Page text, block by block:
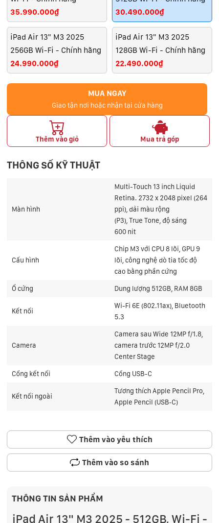
35.990.000₫
30.490.000₫
iPad Air 13" M3 2025
256GB Wi-Fi - Chính hãng
24.990.000₫
iPad Air 13" M3 2025
128GB Wi-Fi - Chính hãng
22.490.000₫
MUA NGAY
Giao tận nơi hoặc nhận tại cửa hàng
Thêm vào giỏ Mua trả góp
THÔNG SỐ KỸ THUẬT
Màn hình
Multi-Touch 13 inch Liquid
Retina. 2732 x 2048 pixel (264
ppi), dải màu rộng
(P3), True Tone, độ sáng
600 nit
Cấu hình
Chip M3 với CPU 8 lõi, GPU 9
lõi, công nghệ dò tia tốc độ
cao bằng phần cứng
Ổ cứng Dung lượng 512GB, RAM 8GB
Kết nối
Wi-Fi 6E (802.11ax), Bluetooth
5.3
Camera
Camera sau Wide 12MP f/1.8,
camera trước 12MP f/2.0
Center Stage
Cổng kết nối Cổng USB-C
Kết nối ngoài
Tương thích Apple Pencil Pro,
Apple Pencil (USB‑C)
Thêm vào yêu thích
Thêm vào so sánh
THÔNG TIN SẢN PHẨM
iPad Air 13" M3 2025 - 512GB, Wi-Fi -